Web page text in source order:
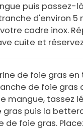
puis passez-
d'environ 5
cadre inox.
cuite et
de foie gras
de foie gras
mangue, tassez
puis la
de foie gras.